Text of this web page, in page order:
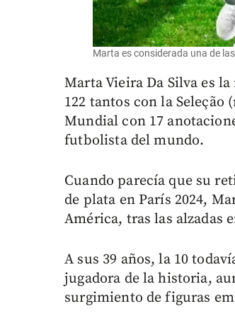
Marta es considerada una de
Marta Vieira Da Silva es
122 tantos con la Seleção
Mundial con 17
futbolista del mundo.
Cuando parecía que su
de plata en París 2024,
América, tras las alzadas
A sus 39 años, la 10
jugadora de la historia,
surgimiento de figuras